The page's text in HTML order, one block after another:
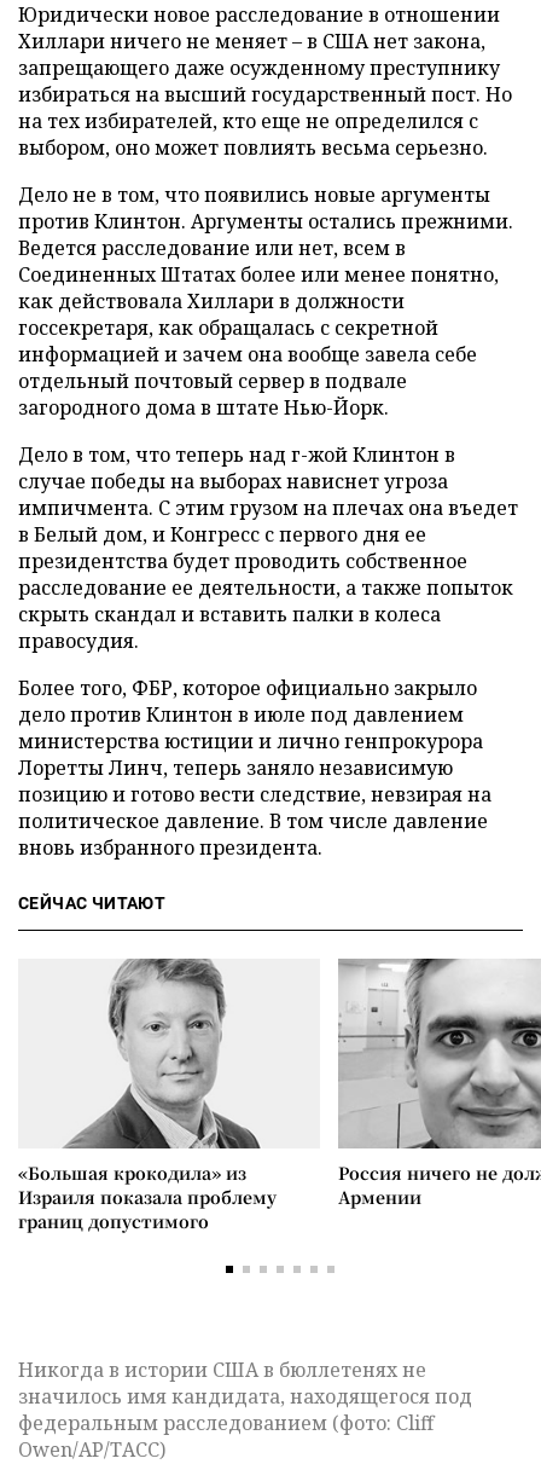
Юридически новое расследование в отношении
Хиллари ничего не меняет – в США нет закона,
запрещающего даже осужденному преступнику
избираться на высший государственный пост. Но
на тех избирателей, кто еще не определился с
выбором, оно может повлиять весьма серьезно.
Дело не в том, что появились новые аргументы
против Клинтон. Аргументы остались прежними.
Ведется расследование или нет, всем в
Соединенных Штатах более или менее понятно,
как действовала Хиллари в должности
госсекретаря, как обращалась с секретной
информацией и зачем она вообще завела себе
отдельный почтовый сервер в подвале
загородного дома в штате Нью-Йорк.
Дело в том, что теперь над г-жой Клинтон в
случае победы на выборах нависнет угроза
импичмента. С этим грузом на плечах она въедет
в Белый дом, и Конгресс с первого дня ее
президентства будет проводить собственное
расследование ее деятельности, а также попыток
скрыть скандал и вставить палки в колеса
правосудия.
Более того, ФБР, которое официально закрыло
дело против Клинтон в июле под давлением
министерства юстиции и лично генпрокурора
Лоретты Линч, теперь заняло независимую
позицию и готово вести следствие, невзирая на
политическое давление. В том числе давление
вновь избранного президента.
СЕЙЧАС ЧИТАЮТ
«Большая крокодила» из
Израиля показала проблему
границ допустимого
Россия ничего не
Армении
Никогда в истории США в бюллетенях не
значилось имя кандидата, находящегося под
федеральным расследованием (фото: Cliff
Owen/AP/ТАСС)